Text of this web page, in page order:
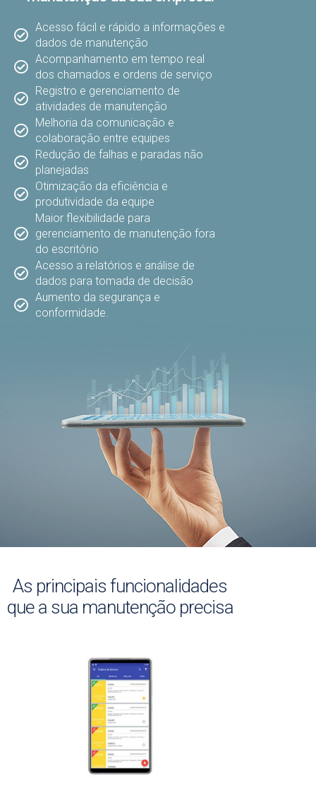
Acesso fácil e rápido a informações e
dados de manutenção
Acompanhamento em tempo real
dos chamados e ordens de serviço
Registro e gerenciamento de
atividades de manutenção
Melhoria da comunicação e
colaboração entre equipes
Redução de falhas e paradas não
planejadas
Otimização da eficiência e
produtividade da equipe
Maior flexibilidade para
gerenciamento de manutenção fora
do escritório
Acesso a relatórios e análise de
dados para tomada de decisão
Aumento da segurança e
conformidade.
As principais funcionalidades
que a sua manutenção precisa